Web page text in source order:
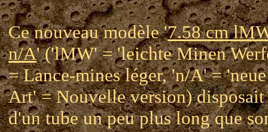
Ce nouveau modèle '7.58 cm
n/A' ('lMW' = 'leichte Minen
= Lance-mines léger, 'n/A' = 'neue
Art' = Nouvelle version) disposait
d'un tube un peu plus long que